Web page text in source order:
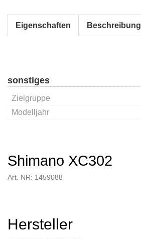
Eigenschaften Beschreibung
sonstiges
Zielgruppe
Modelljahr
Shimano XC302
Art. NR: 1459088
Hersteller